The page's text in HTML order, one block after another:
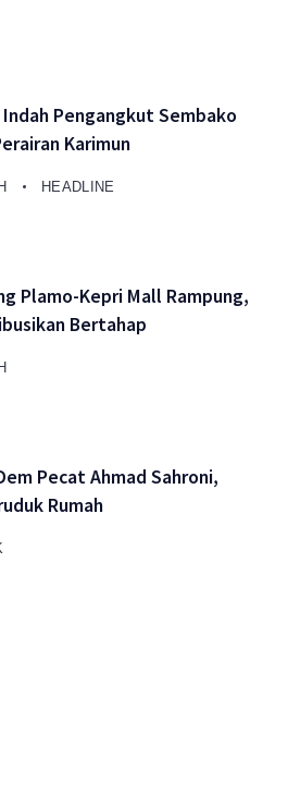
Indah Pengangkut Sembako
Karimun
HEADLINE
Plamo-Kepri Mall Rampung,
Bertahap
Pecat Ahmad Sahroni,
Rumah